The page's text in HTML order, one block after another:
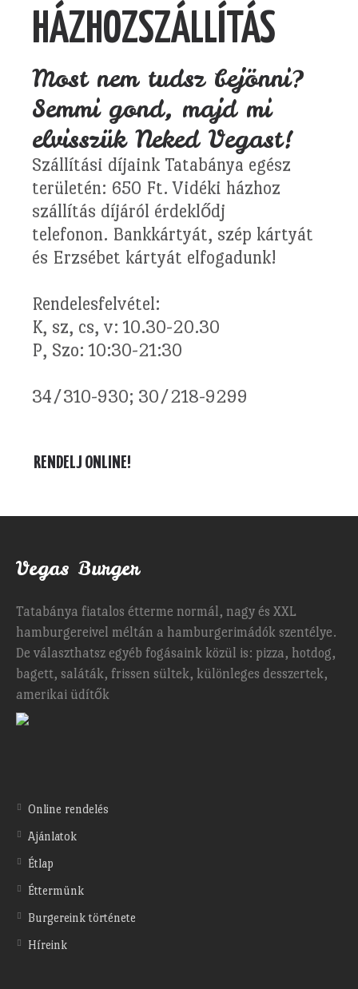
HÁZHOZSZÁLLÍTÁS
Most nem tudsz bejönni?
Semmi gond, majd mi
elvisszük Neked Vegast!
Szállítási díjaink Tatabánya egész
területén: 650 Ft. Vidéki házhoz
szállítás díjáról érdeklődj
telefonon. Bankkártyát, szép kártyát
és Erzsébet kártyát elfogadunk!
Rendelesfelvétel:
K, sz, cs, v: 10.30-20.30
P, Szo: 10:30-21:30
34/310-930; 30/218-9299
RENDELJ ONLINE!
Vegas Burger
Tatabánya fiatalos étterme normál, nagy és XXL
hamburgereivel méltán a hamburgerimádók szentélye.
De választhatsz egyéb fogásaink közül is: pizza, hotdog,
bagett, saláták, frissen sültek, különleges desszertek,
amerikai üdítők
Online rendelés
Ajánlatok
Étlap
Éttermünk
Burgereink története
Híreink